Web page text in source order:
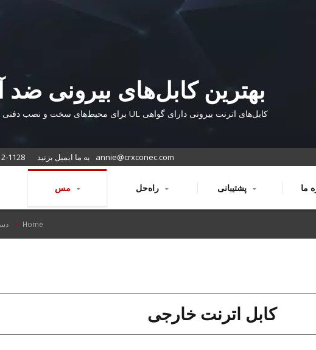
بهترین کابل‌های بیرونی
Cat.6 و Cat.5e
کابل‌های اترنت بیرونی دارای گواهی UL برای محیط‌های سخت و نصب دفنی مستقیم
1128 annie@crxconec.com
راه‌حل پشتیبانی
Home
کابل اترنت خارجی